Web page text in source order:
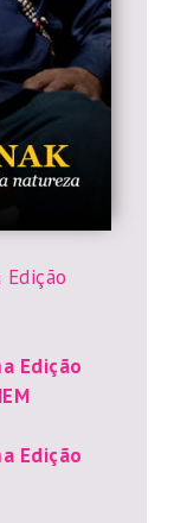
Edição
Edição